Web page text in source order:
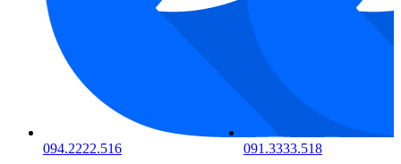
094.2222.516
091.3333.518